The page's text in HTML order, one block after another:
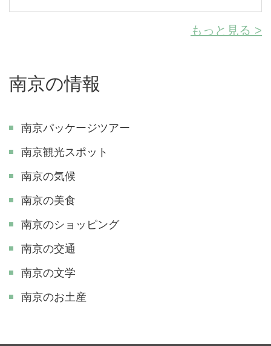
もっと見る >
南京の情報
南京パッケージツアー
南京観光スポット
南京の気候
南京の美食
南京のショッピング
南京の交通
南京の文学
南京のお土産